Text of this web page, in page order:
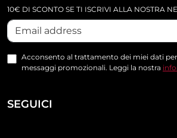
10€ DI SCONTO SE TI ISCRIVI ALLA NOSTRA
Acconsento al trattamento dei miei dati
messaggi promozionali. Leggi la nostra
SEGUICI